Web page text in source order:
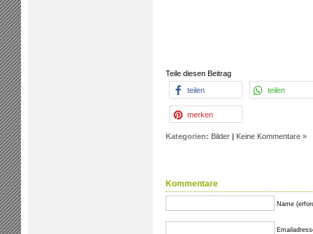
Teile diesen Beitrag
teilen
teilen
merken
Kategorien: Bilder | Keine Kommentare »
Kommentare
Name